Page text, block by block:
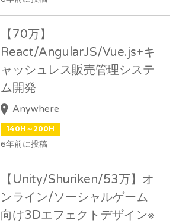
【70万】
React/AngularJS/Vue.js+キ
ャッシュレス販売管理システ
ム開発
Anywhere
140H～200H
6年前に投稿
【Unity/Shuriken/53万】オ
ンライン/ソーシャルゲーム
向け3Dエフェクトデザイン※